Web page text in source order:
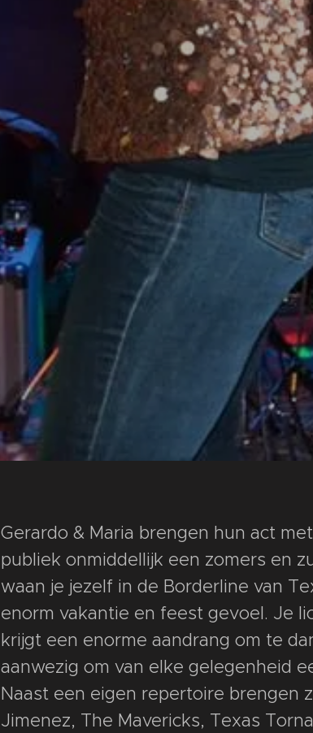
Gerardo & Maria brengen hun act
publiek onmiddellijk een zomers en
waan je jezelf in de Borderline van
enorm vakantie en feest gevoel. Je
krijgt een enorme aandrang om te
aanwezig om van elke gelegenheid
Naast een eigen repertoire brengen
Jimenez, The Mavericks, Texas